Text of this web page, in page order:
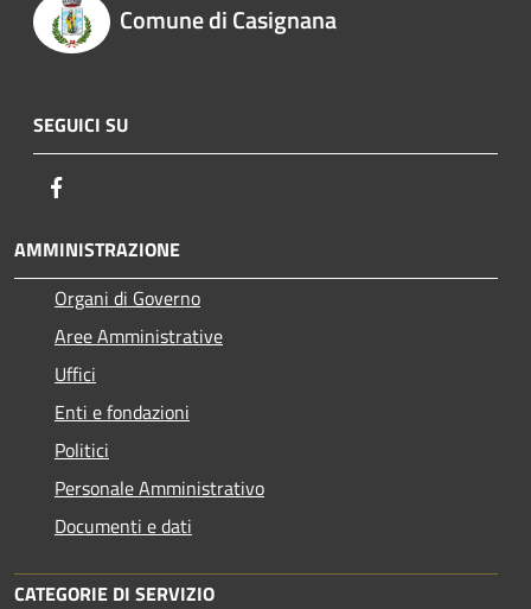
Comune di Casignana
SEGUICI SU
AMMINISTRAZIONE
Organi di Governo
Aree Amministrative
Uffici
Enti e fondazioni
Politici
Personale Amministrativo
Documenti e dati
CATEGORIE DI SERVIZIO